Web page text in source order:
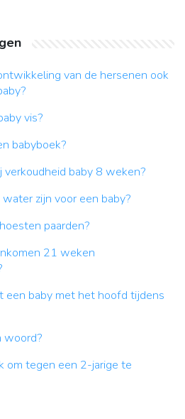
van de hersenen ook
vis?
babyboek?
baby 8 weken?
zijn voor een baby?
paarden?
21 weken
een baby met het hoofd tijdens
woord?
om tegen een 2-jarige te